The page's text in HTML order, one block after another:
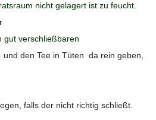
nicht gelagert ist zu feucht.
gut verschließbaren
und den Tee in Tüten da rein geben,
falls der nicht richtig schließt.